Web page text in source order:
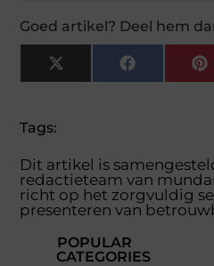
Goed artikel? Deel hem
X
(Twitter)
Facebook
Tags:
Dit artikel is
redactieteam van
richt op het zorgvuldig
presenteren van
POPULAR
CATEGORIES